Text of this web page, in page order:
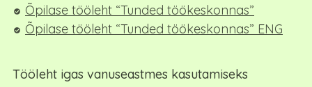
Õpilase tööleht “Tunded töökeskonnas”
Õpilase tööleht “Tunded töökeskonnas” ENG
Tööleht igas vanuseastmes kasutamiseks